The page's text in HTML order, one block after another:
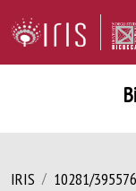
IRIS 10281/395576